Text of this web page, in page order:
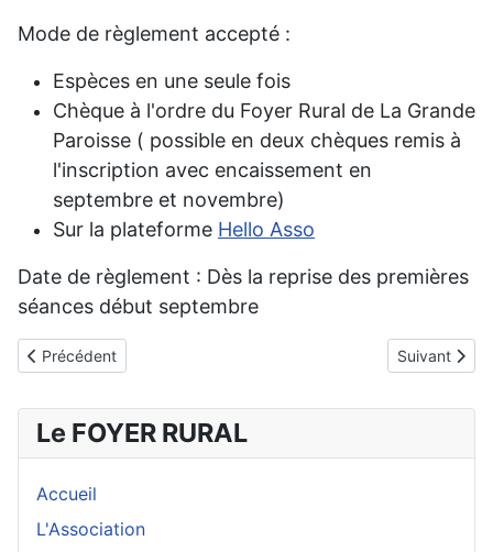
Mode de règlement accepté :
Espèces en une seule fois
Chèque à l'ordre du Foyer Rural de La Grande
Paroisse ( possible en deux chèques remis à
l'inscription avec encaissement en
septembre et novembre)
Sur la plateforme Hello Asso
Date de règlement : Dès la reprise des premières
séances début septembre
Article précédent : Contacts
Précédent Article
Suivant
Le FOYER RURAL
Accueil
L'Association